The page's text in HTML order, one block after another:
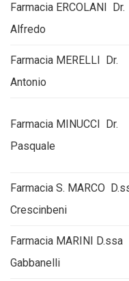
Farmacia ERCOLANI Dr.
Alfredo
Farmacia MERELLI Dr.
Antonio
Farmacia MINUCCI Dr.
Pasquale
Farmacia S. MARCO
Crescinbeni
Farmacia MARINI D.ssa
Gabbanelli